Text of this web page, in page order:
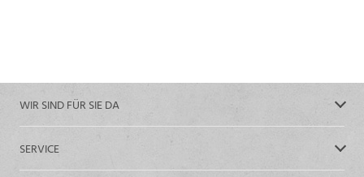
WIR SIND FÜR SIE DA
SERVICE